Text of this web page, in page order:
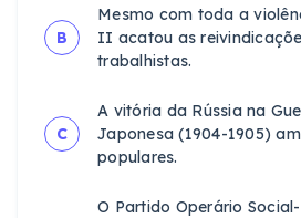
B
Mesmo com toda a
II acatou as
trabalhistas.
C
A vitória da Rússia na
Japonesa (1904-1905)
populares.
O Partido Operário